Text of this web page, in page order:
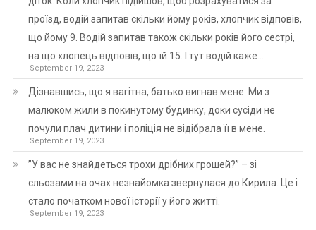
проїзд, водій запитав скільки йому років, хлопчик відповів,
що йому 9. Водій запитав також скільки років його сестрі,
на що хлопець відповів, що їй 15. І тут водій каже…
September 19, 2023
Дізнавшись, що я вагітна, батько вигнав мене. Ми з
малюком жили в покинутому будинку, доки сусіди не
почули плач дитини і поліція не відібрала її в мене.
September 19, 2023
”У вас не знайдеться трохи дрібних грошей?” – зі
сльозами на очах незнайомка звернулася до Кирила. Це і
стало початком нової історії у його житті.
September 19, 2023